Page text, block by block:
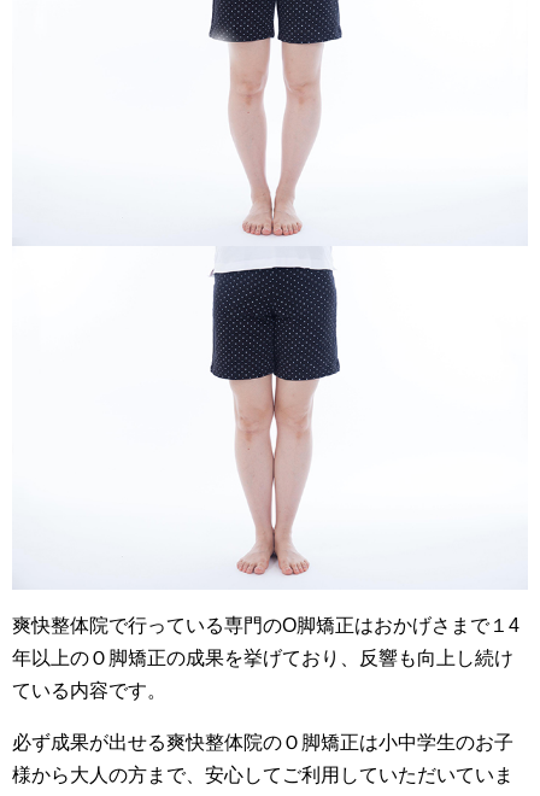
爽快整体院で行っている専門のO脚矯正はおかげさまで１4
年以上のＯ脚矯正の成果を挙げており、反響も向上し続け
ている内容です。
必ず成果が出せる爽快整体院のＯ脚矯正は小中学生のお子
様から大人の方まで、安心してご利用していただいていま